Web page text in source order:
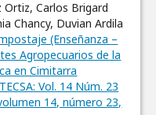
Ortiz, Carlos Brigard
Chancy, Duvian Ardila
(Enseñanza –
Agropecuarios de la
en Cimitarra
Vol. 14 Núm. 23
14, número 23,